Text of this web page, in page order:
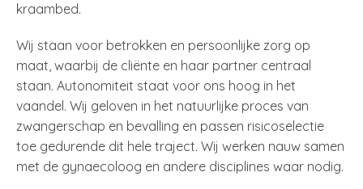
kraambed.
Wij staan voor betrokken en persoonlijke zorg op
maat, waarbij de cliënte en haar partner centraal
staan. Autonomiteit staat voor ons hoog in het
vaandel. Wij geloven in het natuurlijke proces van
zwangerschap en bevalling en passen risicoselectie
toe gedurende dit hele traject. Wij werken nauw samen
met de gynaecoloog en andere disciplines waar nodig.